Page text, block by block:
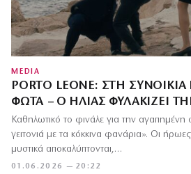
MEDIA
PORTO LEONE: ΣΤΗ
ΦΏΤΑ – Ο ΗΛΊΑΣ ΦΥΛΑΚΊΖΕΙ
01.06.2026 — 20:22
Καθηλωτικό το φινάλε για την αγαπημένη
γειτονιά με τα κόκκινα φανάρια». Οι
μυστικά αποκαλύπτονται,…